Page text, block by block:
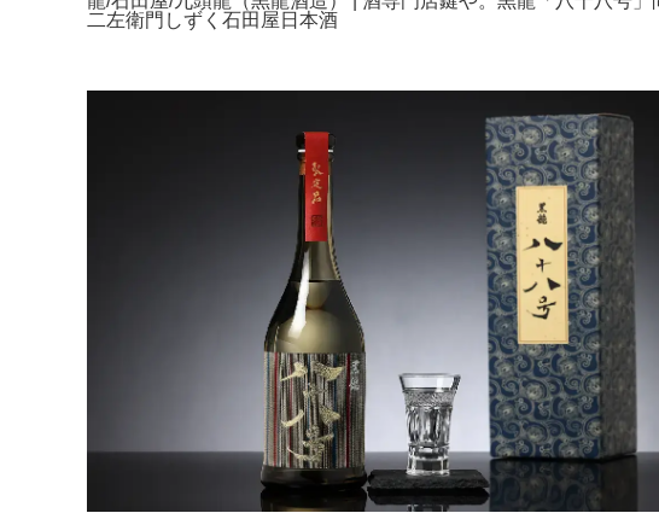
二左衛門しずく石田屋日本酒